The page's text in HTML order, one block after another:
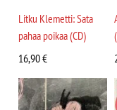
Litku Klemetti: Sata
pahaa poikaa (CD)
16,90€